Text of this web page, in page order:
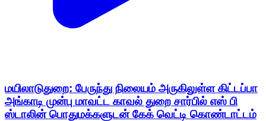
மயிலாடுதுறை: பேருந்து நிலையம் அருகிலுள்ள கிட்டப்பா
அங்காடி முன்பு மாவட்ட காவல் துறை சார்பில் எஸ் பி
ஸ்டாலின் பொதுமக்களுடன் கேக் வெட்டி கொண்டாட்டம்